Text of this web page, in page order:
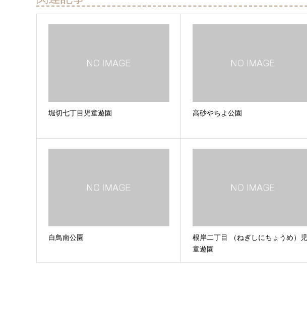
堀切七丁目児童遊園 高砂やちよ公園
白鳥南公園
根岸二丁目 （ねぎしにちょうめ）児
童遊園